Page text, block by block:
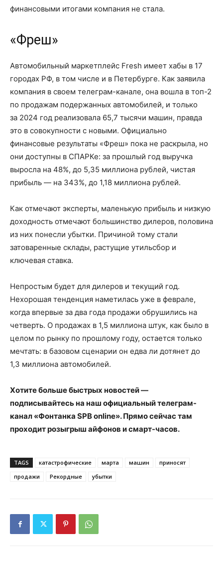
финансовыми итогами компания не стала.
«Фреш»
Автомобильный маркетплейс Fresh имеет хабы в 17
городах РФ, в том числе и в Петербурге. Как заявила
компания в своем телеграм-канале, она вошла в топ-2
по продажам подержанных автомобилей, и только
за 2024 год реализовала 65,7 тысячи машин, правда
это в совокупности с новыми. Официально
финансовые результаты «Фреш» пока не раскрыла, но
они доступны в СПАРКе: за прошлый год выручка
выросла на 48%, до 5,35 миллиона рублей, чистая
прибыль — на 343%, до 1,18 миллиона рублей.
Как отмечают эксперты, маленькую прибыль и низкую
доходность отмечают большинство дилеров, половина
из них понесли убытки. Причиной тому стали
затоваренные склады, растущие утильсбор и
ключевая ставка.
Непростым будет для дилеров и текущий год.
Нехорошая тенденция наметилась уже в феврале,
когда впервые за два года продажи обрушились на
четверть. О продажах в 1,5 миллиона штук, как было в
целом по рынку по прошлому году, остается только
мечтать: в базовом сценарии он едва ли дотянет до
1,3 миллиона автомобилей.
Хотите больше быстрых новостей —
подписывайтесь на наш официальный телеграм-
канал «Фонтанка SPB online». Прямо сейчас там
проходитрозыгрыш айфонов и смарт-часов.
TAGS катастрофические марта машин
приносят
продажи
Рекордные убытки